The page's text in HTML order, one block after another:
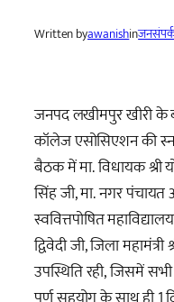
Written byawanishin
जनपद लखीमपुर खीरी के
कॉलेज एसोसिएशन की
बैठक में मा. विधायक श्री
सिंह जी, मा. नगर पंचायत
स्ववित्तपोषित
द्विवेदी जी, जिला
उपस्थिति रही, जिसमें